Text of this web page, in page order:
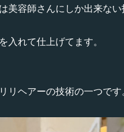
美容師さんにしか出来な
れて仕上げてます。
リヘアーの技術の一つです